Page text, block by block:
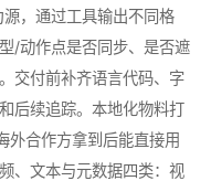
，通过工具输出不同格
/动作点是否同步、是否遮
交付前补齐语言代码、字
后续追踪。本地化物料打
外合作方拿到后能直接用
、文本与元数据四类：视